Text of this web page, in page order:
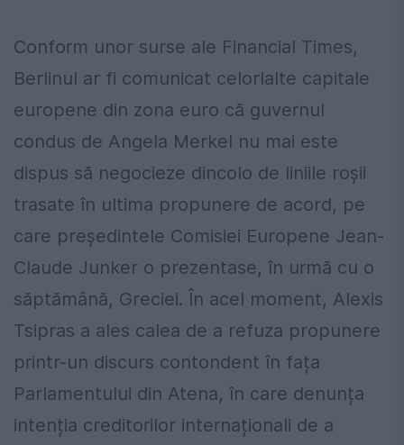
Conform unor surse ale Financial Times,
Berlinul ar fi comunicat celorlalte capitale
europene din zona euro că guvernul
condus de Angela Merkel nu mai este
dispus să negocieze dincolo de liniile roșii
trasate în ultima propunere de acord, pe
care președintele Comisiei Europene Jean-
Claude Junker o prezentase, în urmă cu o
săptămână, Greciei. În acel moment, Alexis
Tsipras a ales calea de a refuza propunere
printr-un discurs contondent în fața
Parlamentului din Atena, în care denunța
intenția creditorilor internaționali de a